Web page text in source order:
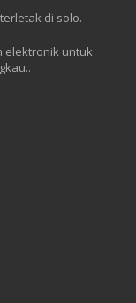
di solo.
elektronik untuk